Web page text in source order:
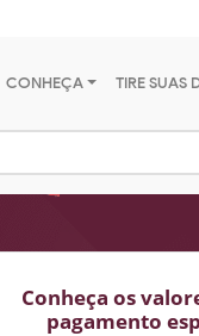
CONHEÇA TIRE SUAS
Conheça os
pagamento